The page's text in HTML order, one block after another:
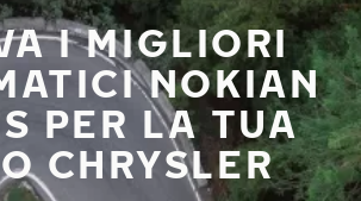
I MIGLIORI
NOKIAN
PER LA TUA
CHRYSLER